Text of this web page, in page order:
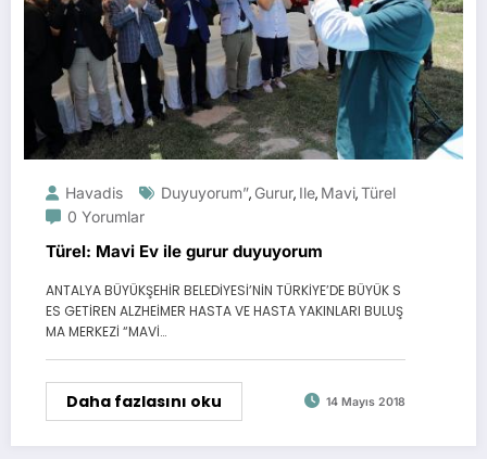
Havadis Duyuyorum”, Gurur, Ile, Mavi,Türel
0 Yorumlar
Türel: Mavi Ev ile gurur duyuyorum
ANTALYA BÜYÜKŞEHİR BELEDİYESİ’NİN TÜRKİYE’DE BÜYÜK S
ES GETİREN ALZHEİMER HASTA VE HASTA YAKINLARI BULUŞ
MA MERKEZİ “MAVİ…
Daha fazlasını oku 14 Mayıs 2018